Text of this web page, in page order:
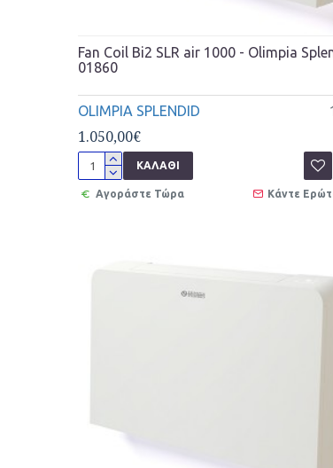
OLIMPIA SPLENDID
Fan Coil Bi2 SLR air 1000 - Olimpia
01860
1.050,00€
ΚΑΛΆΘΙ
Αγοράστε Τώρα Κάντε